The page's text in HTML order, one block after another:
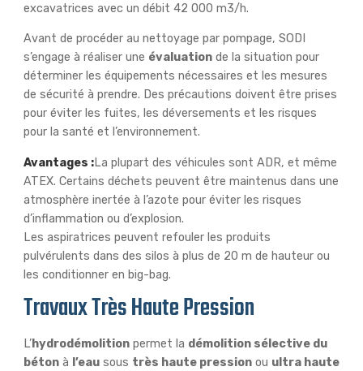
excavatrices avec un débit 42 000 m3/h.
Avant de procéder au nettoyage par pompage, SODI
s’engage à réaliser une évaluationde la situation pour
déterminer les équipements nécessaires et les mesures
de sécurité à prendre. Des précautions doivent être prises
pour éviter les fuites, les déversements et les risques
pour la santé et l’environnement.
Avantages :La plupart des véhicules sont ADR, et même
ATEX. Certains déchets peuvent être maintenus dans une
atmosphère inertée à l’azote pour éviter les risques
d’inflammation ou d’explosion.
Les aspiratrices peuvent refouler les produits
pulvérulents dans des silos à plus de 20 m de hauteur ou
les conditionner en big-bag.
Travaux Très Haute Pression
L’hydrodémolitionpermet la démolition sélective du
bétonà l’eausous très haute pressionou ultra haute